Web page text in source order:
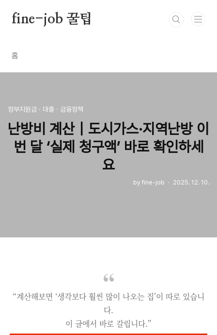
fine-job 꿀팁
홈
정부지원금 · 대출 · 금융정책
난방비 계산｜도시가스·지역난방 이
번 달 ‘실제 청구액’ 바로 확인하세
요
by fine-job 2025. 12. 10.
“계산해보면 ‘생각보다 훨씬 많이 나오는 집’이 따로 있습니
다.
이 글에서 바로 갈립니다.”